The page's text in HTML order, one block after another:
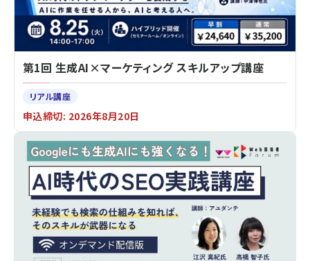
第1回 生成AI×マーケティング スキルアップ講座
リアル講座
申込締切: 2026年8月20日